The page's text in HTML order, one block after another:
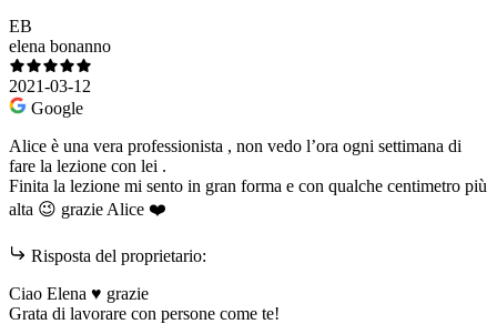
EB
elena bonanno
2021-03-12
Google
Alice è una vera professionista , non vedo l’ora ogni settimana di
fare la lezione con lei .
Finita la lezione mi sento in gran forma e con qualche centimetro più
alta 😉 grazie Alice ❤️
Risposta del proprietario:
Ciao Elena ♥️ grazie
Grata di lavorare con persone come te!